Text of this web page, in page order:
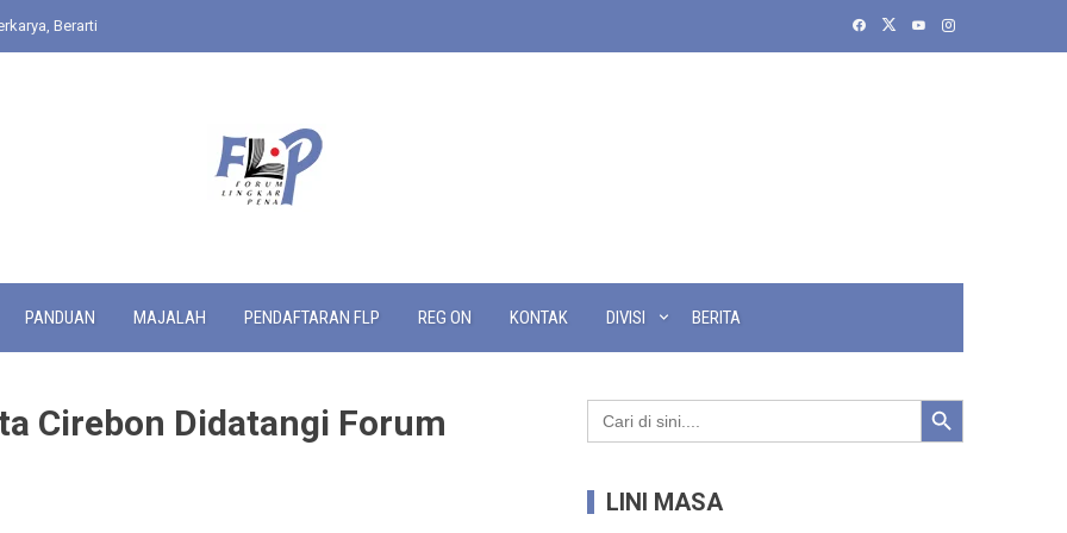
Berarti
PANDUAN MAJALAH PENDAFTARAN FLP REG ON KONTAK DIVISI BERITA
Cirebon Didatangi Forum
Search
for:
Search Button
LINI MASA